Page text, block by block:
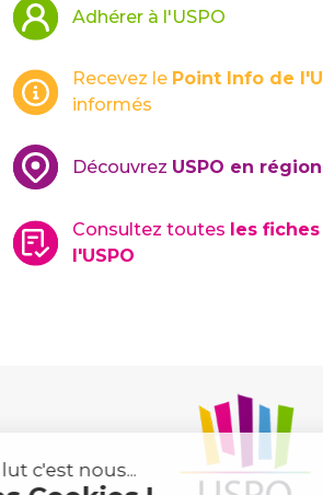
Adhérer à l'USPO
Recevez le Point Info de
informés
Découvrez USPO en
Consultez toutes les
l'USPO